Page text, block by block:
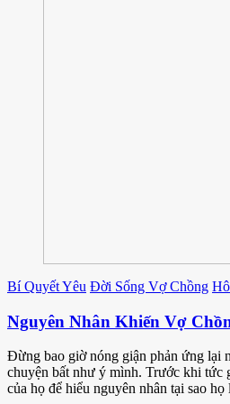
Bí Quyết Yêu Đời Sống Vợ Chồng
Nguyên Nhân Khiến Vợ
Đừng bao giờ nóng giận phản ứng lại
chuyện bất như ý mình. Trước khi tức
của họ để hiểu nguyên nhân tại sao họ